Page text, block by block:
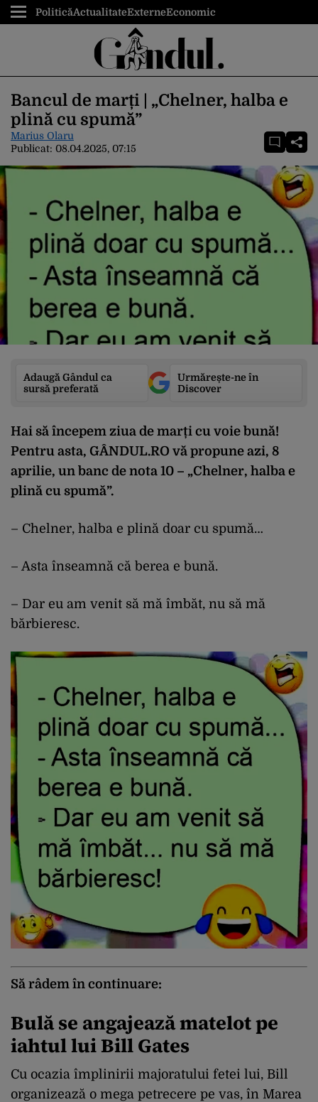
PoliticăActualitateExterneEconomic
Bancul de marți | „Chelner, halba e
plină cu spumă”
Marius Olaru
Publicat: 08.04.2025, 07:15
Adaugă Gândul ca
sursă preferată
Urmărește-ne în
Discover
Hai să începem ziua de marți cu voie bună!
Pentru asta, GÂNDUL.RO vă propune azi, 8
aprilie, un banc de nota 10 – „Chelner, halba e
plină cu spumă”.
– Chelner, halba e plină doar cu spumă…
– Asta înseamnă că berea e bună.
– Dar eu am venit să mă îmbăt, nu să mă
bărbieresc.
Să râdem în continuare:
Bulă se angajează matelot pe
iahtul lui Bill Gates
Cu ocazia împlinirii majoratului fetei lui, Bill
organizează o mega petrecere pe vas, în Marea